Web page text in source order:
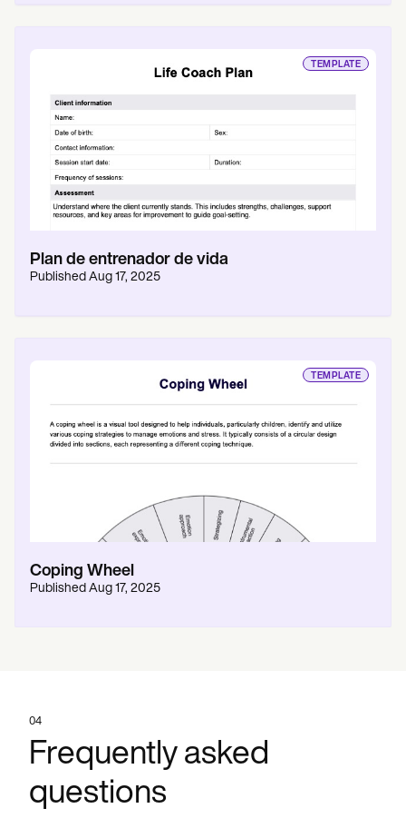
TEMPLATE
Plan de entrenador de vida
Published Aug 17, 2025
TEMPLATE
Coping Wheel
Published Aug 17, 2025
04
Frequently asked
questions